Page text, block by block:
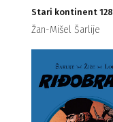
Stari kontinent 128
Žan-Mišel Šarlije